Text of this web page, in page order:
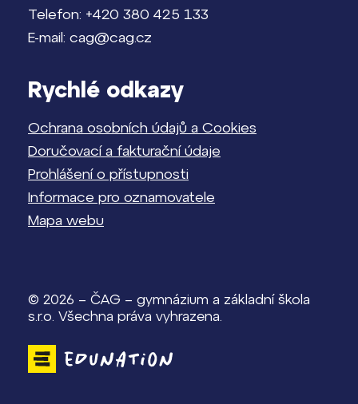
Telefon: +420 380 425 133
E-mail: cag@cag.cz
Rychlé odkazy
Ochrana osobních údajů a Cookies
Doručovací a fakturační údaje
Prohlášení o přístupnosti
Informace pro oznamovatele
Mapa webu
© 2026 – ČAG – gymnázium a základní škola
s.r.o. Všechna práva vyhrazena.